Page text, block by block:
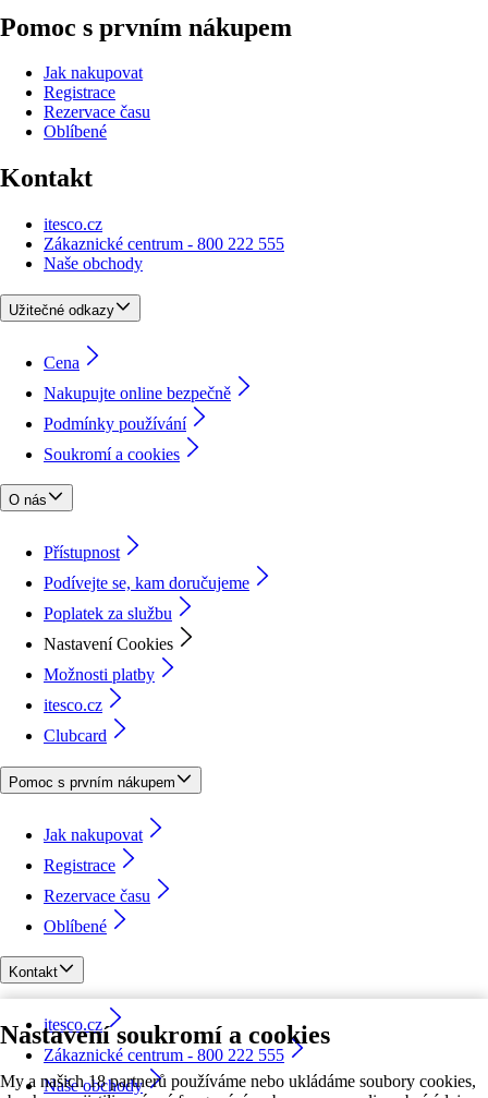
Nastavení soukromí a cookies
My a našich 18 partnerů používáme nebo ukládáme soubory cookies,
Pomoc s prvním nákupem
Jak nakupovat
Registrace
Rezervace času
Oblíbené
Kontakt
itesco.cz
Zákaznické centrum - 800 222 555
Naše obchody
Užitečné odkazy
Cena
Nakupujte online bezpečně
Podmínky používání
Soukromí a cookies
O nás
Přístupnost
Podívejte se, kam doručujeme
Poplatek za službu
Nastavení Cookies
Možnosti platby
itesco.cz
Clubcard
Pomoc s prvním nákupem
Jak nakupovat
Registrace
Rezervace času
Oblíbené
Kontakt
itesco.cz
Zákaznické centrum - 800 222 555
Naše obchody